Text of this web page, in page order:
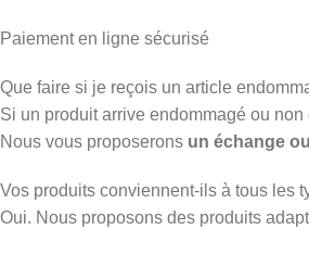
Paiement en ligne sécurisé
Que faire si je reçois un article
Si un produit arrive endommagé ou
Nous vous proposerons un échange
Vos produits conviennent-ils à tous les
Oui. Nous proposons des produits